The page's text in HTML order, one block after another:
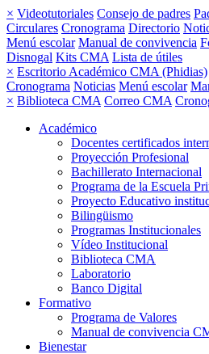
× Videotutoriales Consejo de padres
Circulares Cronograma Directorio
Menú escolar Manual de convivencia
Disnogal Kits CMA Lista de útiles
× Escritorio Académico CMA (Phidias)
Cronograma Noticias Menú escolar
× Biblioteca CMA Correo CMA
Académico
Docentes certificados
Proyección Profesional
Bachillerato Internacional
Programa de la Escuela
Proyecto Educativo
Bilingüismo
Programas Institucionales
Vídeo Institucional
Biblioteca CMA
Laboratorio
Banco Digital
Formativo
Programa de Valores
Manual de convivencia
Bienestar